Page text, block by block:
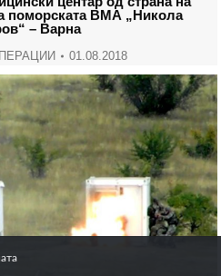
поморската ВМА „Никола
– Варна
01.08.2018